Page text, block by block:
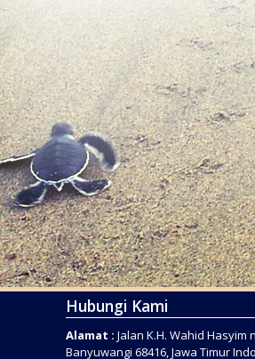
Hubungi Kami
Alamat : Jalan K.H. Wahid Hasyim
Banyuwangi 68416, Jawa Timur